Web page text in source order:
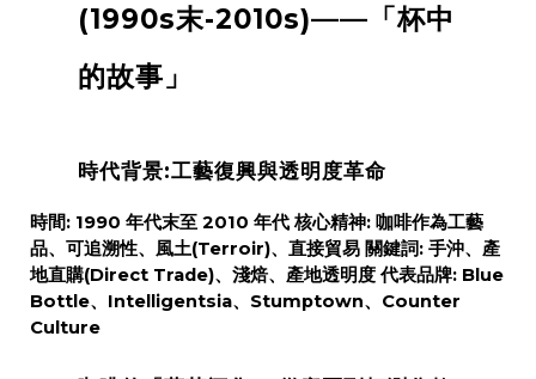
(1990s末-2010s)——「杯中
的故事」
時代背景:工藝復興與透明度革命
時間: 1990 年代末至 2010 年代 核心精神: 咖啡作為工藝
品、可追溯性、風土(Terroir)、直接貿易 關鍵詞: 手沖、產
地直購(Direct Trade)、淺焙、產地透明度 代表品牌: Blue
Bottle、Intelligentsia、Stumptown、Counter
Culture